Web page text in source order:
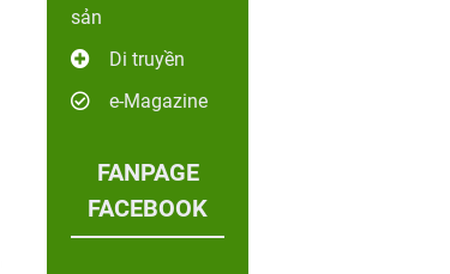
sản
Di truyền
e-Magazine
FANPAGE
FACEBOOK